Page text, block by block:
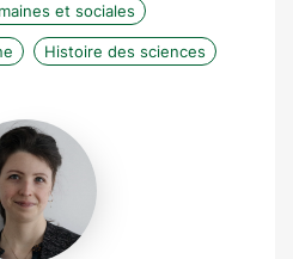
et sociales
Histoire des sciences
Laura
Pennanec’h